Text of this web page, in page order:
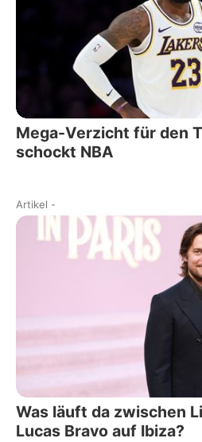
Mega-Verzicht für den
schockt NBA
Artikel -
Was läuft da zwischen
Lucas Bravo auf Ibiza?